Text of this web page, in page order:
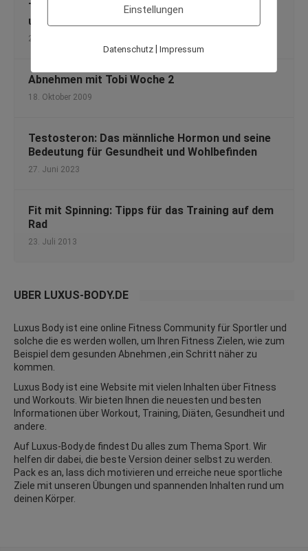
Trendsportart SoulCycle: Training für Körper
und Geist?
2. November 2012
Abnehmen mit Tobi Woche 2
18. Oktober 2009
Testosteron: Das männliche Hormon und seine
Bedeutung für Gesundheit und Wohlbefinden
27. Juni 2023
Fit mit Spinning: Tipps für das Training auf dem
Rad
23. Juli 2013
ÜBER LUXUS-BODY.DE
Luxus Body ist eine online Fitness Community für Sportler und
solche die es werden wollen, um Ihren Fitness Zielen, wie zum
Beispiel dem gesunden Abnehmen ,ein Schritt näher zu
kommen.
Luxus Body ist eine Website mit vielen Inhalten über Fitness
und Workouts . Wir bieten Ihnen die neuesten und besten
Informationen über Workout, Training, Diäten, Gesundheit und
andere.
Auf Luxus-Body.de findest Du alles zum Thema Sport. Wir
helfen dir dabei, die beste Version deiner selbst zu werden.
Pack es an, lass dich motivieren und erreiche neue sportliche
Ziele mit unseren Übungen und spannenden Inhalten rund um
deinen Körper.
Einstellungen
Datenschutz |Impressum